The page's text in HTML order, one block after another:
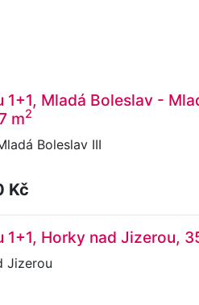
1+1, Mladá Boleslav -
m2
Boleslav III
Kč
1+1, Horky nad Jizerou,
Jizerou